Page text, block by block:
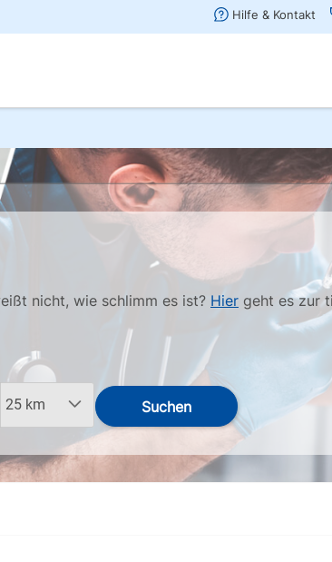
nicht, wie schlimm es ist? Hier geht es zur
Suchen